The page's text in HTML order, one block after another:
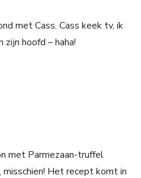
met Cass. Cass keek tv, ik
zijn hoofd – haha!
met Parmezaan-truffel
misschien! Het recept komt in